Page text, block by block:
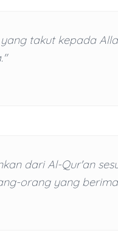
yang takut kepada
dari Al-Qur'an
orang yang